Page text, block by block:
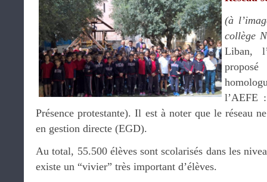
(à
collège
Liban,
l’AEFE
Présence protestante). Il est à noter que le réseau
en gestion directe (EGD).
Au total, 55.500 élèves sont scolarisés dans les
existe un “vivier” très important d’élèves.